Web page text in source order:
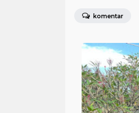
komentar